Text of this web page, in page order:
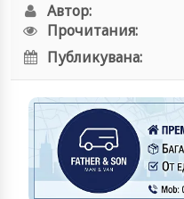
Автор:
Прочитания:
Публикувана: